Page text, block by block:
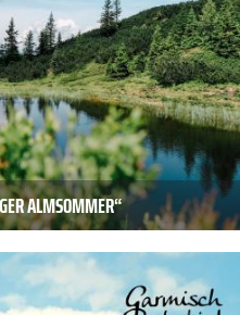
ALMSOMMER“